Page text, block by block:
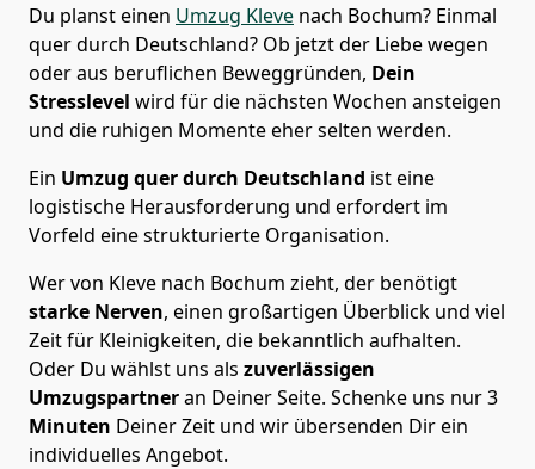
Du planst einen Umzug Kleve nach Bochum? Einmal
quer durch Deutschland? Ob jetzt der Liebe wegen
oder aus beruflichen Beweggründen, Dein
Stresslevel wird für die nächsten Wochen ansteigen
und die ruhigen Momente eher selten werden.
Ein Umzug quer durch Deutschland ist eine
logistische Herausforderung und erfordert im
Vorfeld eine strukturierte Organisation.
Wer von Kleve nach Bochum zieht, der benötigt
starke Nerven, einen großartigen Überblick und viel
Zeit für Kleinigkeiten, die bekanntlich aufhalten.
Oder Du wählst uns als zuverlässigen
Umzugspartneran Deiner Seite. Schenke uns nur3
Minuten Deiner Zeit und wir übersenden Dir ein
individuelles Angebot.